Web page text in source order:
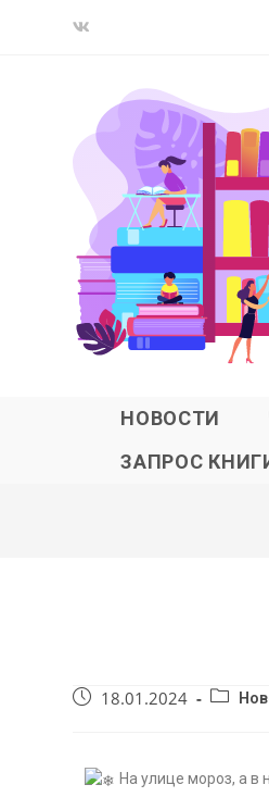
НОВОСТИ
ЗАПРОС
18.01.2024
На улице мороз, а в